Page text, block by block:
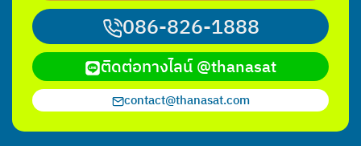
ไทย
English
086-826-1888
ติดต่อทางไลน์ @thanasat
contact@thanasat.com